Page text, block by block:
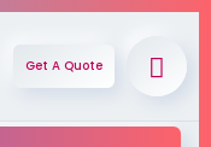
Get A Quote